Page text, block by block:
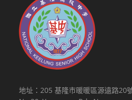
地址：205 基隆市暖暖區源遠路20